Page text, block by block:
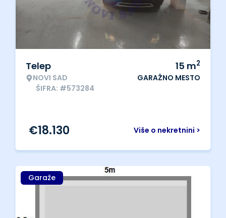
Telep
NOVI SAD
ŠIFRA: #573284
15 m2
GARAŽNO MESTO
Više o nekretnini >
€18.130
Garaže